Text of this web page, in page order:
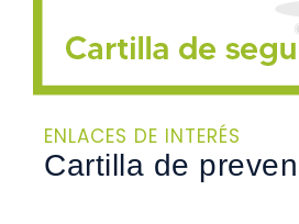
ENLACES DE INTERÉS
Cartilla de